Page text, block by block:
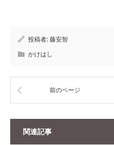
投稿者:藤安智
かけはし
前のページ
関連記事